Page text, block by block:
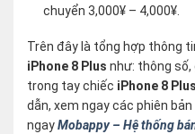
chuyển 3,000¥ – 4,000¥.
Trên đây là tổng hợp thông
iPhone 8 Plus như: thông số,
trong tay chiếc iPhone 8 Plus
dẫn, xem ngay các phiên
ngayMobappy – Hệ thống